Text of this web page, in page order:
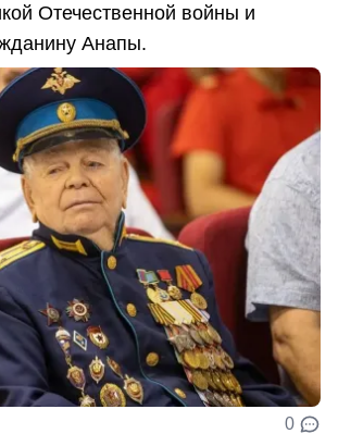
Отечественной войны и
Анапы.
0